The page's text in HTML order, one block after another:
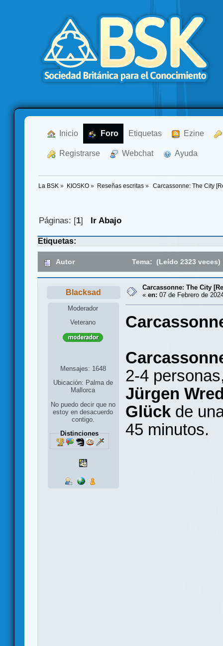
Inicio Foro Etiquetas Ezine
Registrarse Webchat Ayuda
La BSK » KIOSKO» Reseñas escritas» Carcassonne: The City
Páginas: [1] Ir Abajo
Etiquetas:
Autor Tema: (Leído 2323 veces)
Blacksad
Moderador
Veterano
Mensajes: 1648
Ubicación: Palma de
Mallorca
No puedo decir que no
estoy en desacuerdo
contigo.
Distinciones
Carcassonne: The City
« en: 07 de Febrero de
2-4
Jürgen
Glück de
45 minutos.